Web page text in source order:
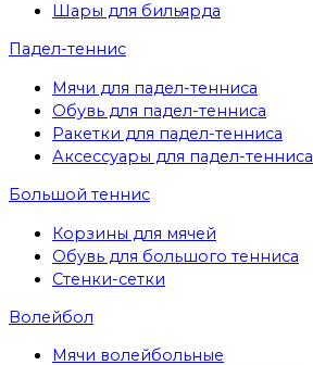
Шары для бильярда
Падел-теннис
Мячи для падел-тенниса
Обувь для падел-тенниса
Ракетки для падел-тенниса
Аксессуары для падел-тенниса
Большой теннис
Корзины для мячей
Обувь для большого тенниса
Стенки-сетки
Волейбол
Мячи волейбольные